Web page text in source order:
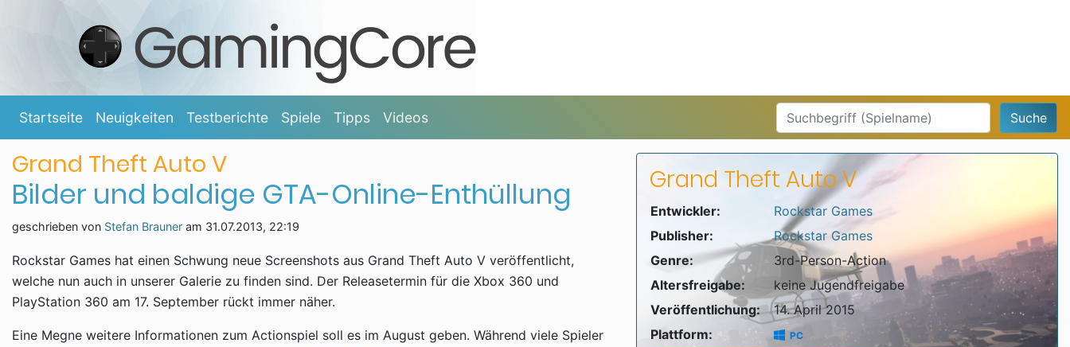
Startseite Neuigkeiten Testberichte Spiele Tipps Videos Suche
Grand Theft Auto V
Bilder und baldige GTA-Online-Enthüllung
geschrieben von Stefan Brauner am 31.07.2013, 22:19
Rockstar Games hat einen Schwung neue Screenshots aus Grand Theft Auto V veröffentlicht,
welche nun auch in unserer Galerie zu finden sind. Der Releasetermin für die Xbox 360 und
PlayStation 360 am 17. September rückt immer näher.
Eine Megne weitere Informationen zum Actionspiel soll es im August geben. Während viele Spieler
Grand Theft Auto V
Entwickler:
Rockstar Games
Publisher:
Rockstar Games
Genre:
3rd-Person-Action
Altersfreigabe:
keine Jugendfreigabe
Veröffentlichung:
14. April 2015
Plattform:
PC